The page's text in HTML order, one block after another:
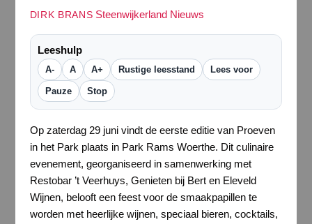
DIRK BRANS Steenwijkerland Nieuws
Leeshulp
A- A A+ Rustige leesstand Lees voor
Pauze Stop
Op zaterdag 29 juni vindt de eerste editie van Proeven
in het Park plaats in Park Rams Woerthe. Dit culinaire
evenement, georganiseerd in samenwerking met
Restobar ’t Veerhuys, Genieten bij Bert en Eleveld
Wijnen, belooft een feest voor de smaakpapillen te
worden met heerlijke wijnen, speciaal bieren, cocktails,